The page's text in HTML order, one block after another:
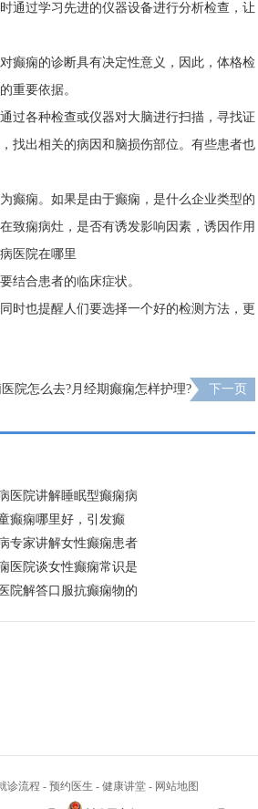
通过学习先进的仪器设备进行分析检查，让
癫痫的诊断具有决定性意义，因此，体格检
重要依据。
过各种检查或仪器对大脑进行扫描，寻找证
找出相关的病因和脑损伤部位。有些患者也
癫痫。如果是由于癫痫，是什么企业类型的
致痫病灶，是否有诱发影响因素，诱因作用
医院在哪里
结合患者的临床症状。
时也提醒人们要选择一个好的检测方法，更
院怎么去?月经期癫痫怎样护理? 下一页
医院讲解睡眠型癫痫病
癫痫哪里好，引发癫
专家讲解女性癫痫患者
医院谈女性癫痫常识是
院解答口服抗癫痫物的
诊流程 - 预约医生 - 健康讲堂 - 网站地图